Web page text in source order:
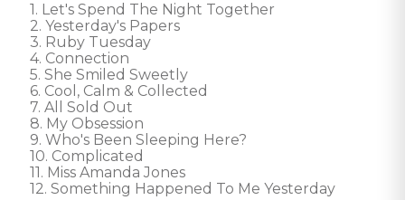
1. Let's Spend The Night Together
2. Yesterday's Papers
3. Ruby Tuesday
4. Connection
5. She Smiled Sweetly
6. Cool, Calm & Collected
7. All Sold Out
8. My Obsession
9. Who's Been Sleeping Here?
10. Complicated
11. Miss Amanda Jones
12. Something Happened To Me Yesterday